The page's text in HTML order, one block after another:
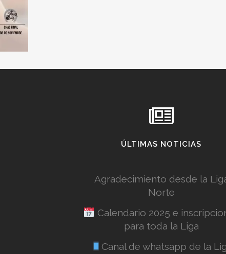
ÚLTIMAS NOTICIAS
Agradecimiento desde la
Norte
Calendario 2025 e
para toda la Liga
Canal de whatsapp de la